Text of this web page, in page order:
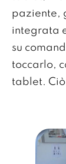
paziente,
integrata
su
toccarlo,
tablet.